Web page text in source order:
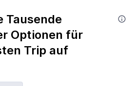
Tausende
Optionen für
Trip auf